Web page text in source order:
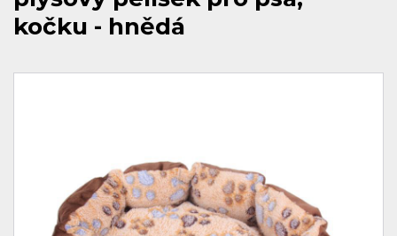
kočku - hnědá